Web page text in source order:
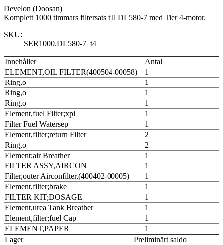
Develon (Doosan)
Komplett 1000 timmars filtersats till DL580-7 med Tier 4-motor.
SKU:
SER1000.DL580-7_t4
Innehåller
Antal
ELEMENT,OIL FILTER(400504-00058)
1
Ring,o
1
Ring,o
1
Ring,o
1
Element,fuel Filter;xpi
1
Filter Fuel Watersep
1
Element,filter;return Filter
2
Ring,o
2
Element;air Breather
1
FILTER ASSY,AIRCON
1
Filter,outer Airconfilter,(400402-00005)
1
Element,filter;brake
1
FILTER KIT;DOSAGE
1
Element,urea Tank Breather
1
Element,filter;fuel Cap
1
ELEMENT,PAPER
1
Lager
Preliminärt saldo